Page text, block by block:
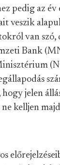
pedig az év
veszik
van szó,
Bank
jelen
ne kelljen